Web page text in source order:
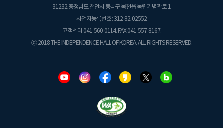
31232 충청남도 천안시 동남구 목천읍 독립기념관로 1
사업자등록번호 : 312-82-02552
고객센터 041-560-0114. FAX 041-557-8167.
ⓒ 2018 THE INDEPENDENCE HALL OF KOREA. ALL RIGHTS RESERVED.